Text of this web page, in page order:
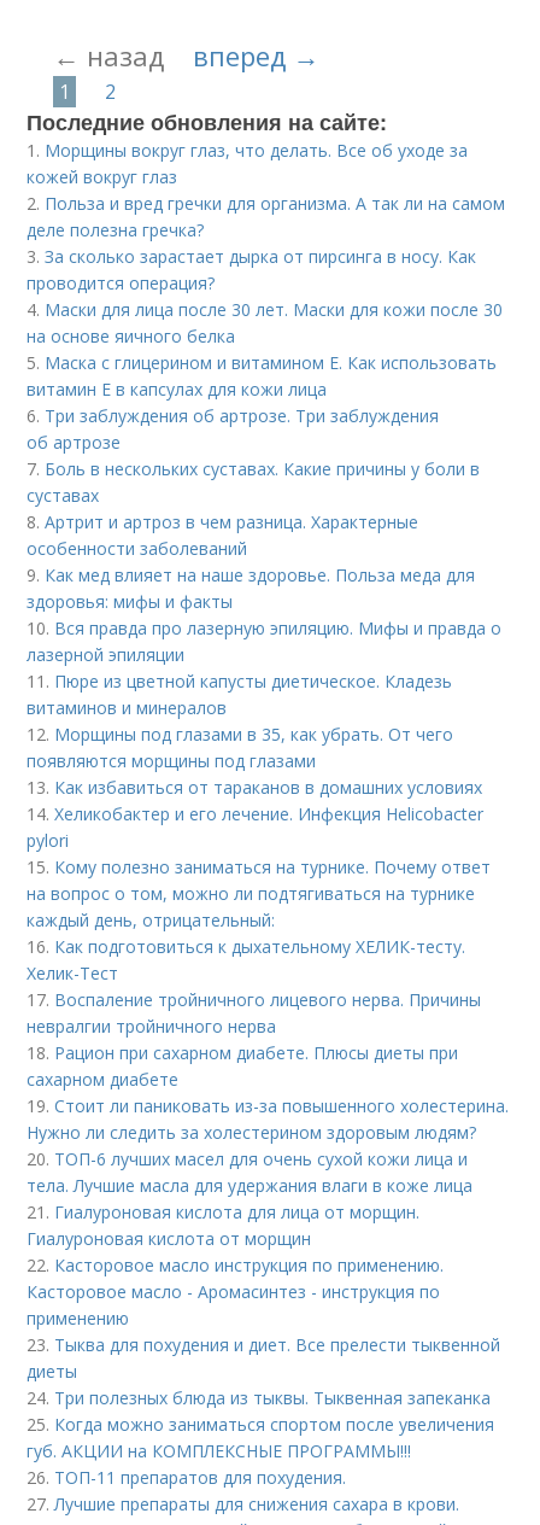
← назад вперед →
1 2
Последние обновления на сайте:
1. Морщины вокруг глаз, что делать. Все об уходе за
кожей вокруг глаз
2. Польза и вред гречки для организма. А так ли на самом
деле полезна гречка?
3.За сколько зарастает дырка от пирсинга в носу. Как
проводится операция?
4. Маски для лица после 30 лет. Маски для кожи после 30
на основе яичного белка
5. Маска с глицерином и витамином Е. Как использовать
витамин E в капсулах для кожи лица
6. Три заблуждения об артрозе. Три заблуждения
об артрозе
7. Боль в нескольких суставах. Какие причины у боли в
суставах
8.Артрит и артроз в чем разница. Характерные
особенности заболеваний
9. Как мед влияет на наше здоровье. Польза меда для
здоровья: мифы и факты
10. Вся правда про лазерную эпиляцию. Мифы и правда о
лазерной эпиляции
11. Пюре из цветной капусты диетическое. Кладезь
витаминов и минералов
12. Морщины под глазами в 35, как убрать. От чего
появляются морщины под глазами
13. Как избавиться от тараканов в домашних условиях
14.Хеликобактер и его лечение. Инфекция Helicobacter
pylori
15. Кому полезно заниматься на турнике. Почему ответ
на вопрос о том, можно ли подтягиваться на турнике
каждый день, отрицательный:
16. Как подготовиться к дыхательному ХЕЛИК-тесту.
Хелик-Тест
17. Воспаление тройничного лицевого нерва. Причины
невралгии тройничного нерва
18. Рацион при сахарном диабете. Плюсы диеты при
сахарном диабете
19.Стоит ли паниковать из-за повышенного холестерина.
Нужно ли следить за холестерином здоровым людям?
20. ТОП-6 лучших масел для очень сухой кожи лица и
тела. Лучшие масла для удержания влаги в коже лица
21. Гиалуроновая кислота для лица от морщин.
Гиалуроновая кислота от морщин
22. Касторовое масло инструкция по применению.
Касторовое масло - Аромасинтез - инструкция по
применению
23. Тыква для похудения и диет. Все прелести тыквенной
диеты
24. Три полезных блюда из тыквы. Тыквенная запеканка
25. Когда можно заниматься спортом после увеличения
губ. АКЦИИ на КОМПЛЕКСНЫЕ ПРОГРАММЫ!!!
26. ТОП-11 препаратов для похудения.
27.Лучшие препараты для снижения сахара в крови.